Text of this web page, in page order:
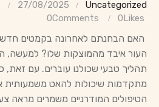
Uncategorized
27/08/2025
0 Likes
0Comments
האם הבחנתם לאחרונה בקמטים חדשים
העור איבד מהמוצקות שלו? למעשה,
תהליך טבעי שכולנו עוברים. עם זאת,
מתקדמות שיכולות להאט משמעותית
הטיפולים המודרניים משמרים מראה